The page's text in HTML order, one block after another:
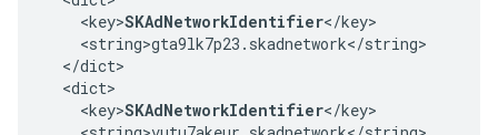
    <key>
SKAdNetworkIdentifier</key>
    <string>gta9lk7p23.skadnetwork</string>
  </dict>
  <dict>
    <key>
SKAdNetworkIdentifier</key>